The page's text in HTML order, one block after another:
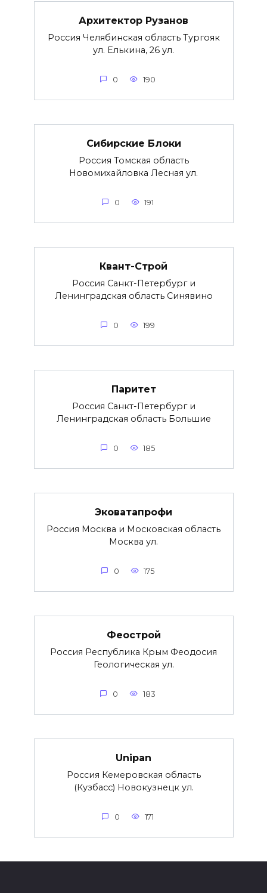
Архитектор Рузанов
Россия Челябинская область Тургояк
ул. Елькина, 26 ул.
0 190
Сибирские Блоки
Россия Томская область
Новомихайловка Лесная ул.
0 191
Квант-Строй
Россия Санкт-Петербург и
Ленинградская область Синявино
0 199
Паритет
Россия Санкт-Петербург и
Ленинградская область Большие
0 185
Эковатапрофи
Россия Москва и Московская область
Москва ул.
0 175
Феострой
Россия Республика Крым Феодосия
Геологическая ул.
0 183
Unipan
Россия Кемеровская область
(Кузбасс) Новокузнецк ул.
0 171